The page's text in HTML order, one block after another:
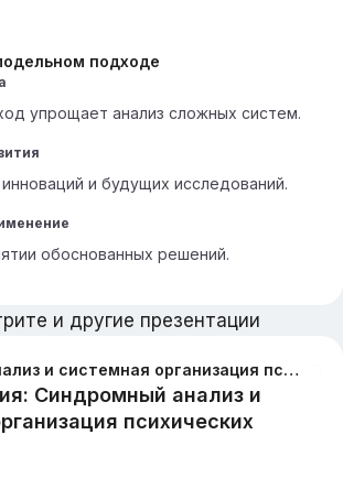
подходе
упрощает анализ сложных систем.
и будущих исследований.
обоснованных решений.
и другие презентации
Синдромный анализ и системная организация психических процессов